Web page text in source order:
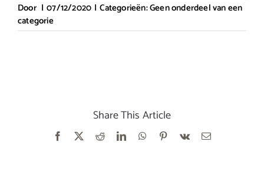
Door | 07/12/2020 | Categorieën:Geen onderdeel van een
categorie
Share This Article
Facebook RedditLinkedInWhatsApp
Pinterest
Vk
E-